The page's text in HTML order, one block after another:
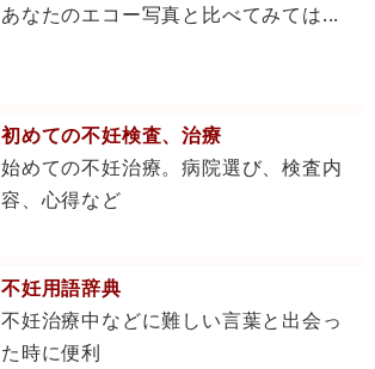
あなたのエコー写真と比べてみては...
初めての不妊検査、治療
始めての不妊治療。病院選び、検査内
容、心得など
不妊用語辞典
不妊治療中などに難しい言葉と出会っ
た時に便利